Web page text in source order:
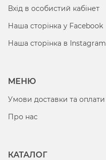
Вхід в особистий кабінет
Наша сторінка у Facebook
Наша сторінка в Instagram
МЕНЮ
Умови доставки та оплати
Про нас
КАТАЛОГ